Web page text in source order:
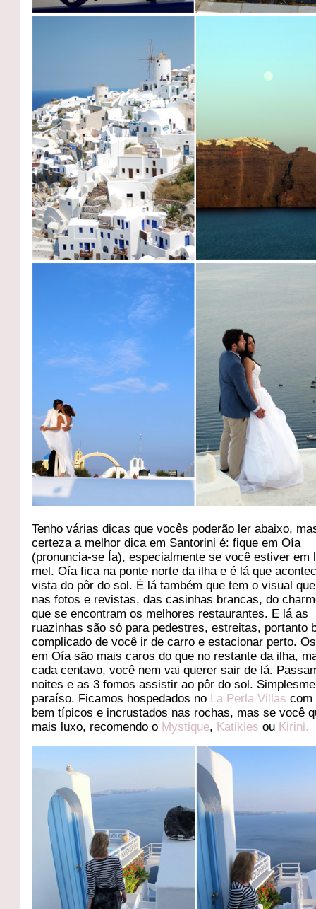
Tenho várias dicas que vocês poderão ler abaixo,
certeza a melhor dica em Santorini é: fique em Oía
(pronuncia-se Ía), especialmente se você estiver em
mel. Oía fica na ponte norte da ilha e é lá que
vista do pôr do sol. É lá também que tem o visual
nas fotos e revistas, das casinhas brancas, do
que se encontram os melhores restaurantes. E lá as
ruazinhas são só para pedestres, estreitas, portanto
complicado de você ir de carro e estacionar perto.
em Oía são mais caros do que no restante da ilha,
cada centavo, você nem vai querer sair de lá.
noites e as 3 fomos assistir ao pôr do sol.
paraíso. Ficamos hospedados no La Perla Villas com
bem típicos e incrustados nas rochas, mas se você
mais luxo, recomendo o Mystique, Katikies ou Kirini.